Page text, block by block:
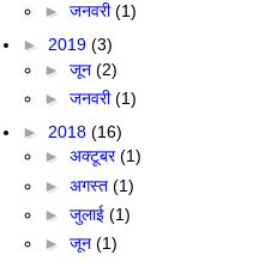
► जनवरी(1)
► 2019 (3)
► जून (2)
► जनवरी(1)
► 2018 (16)
► अक्टूबर(1)
► अगस्त (1)
► जुलाई (1)
► जून (1)